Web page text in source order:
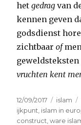
hetgedragvan
kennen geven
godsdienst
zichtbaarof
vruchten kent
Geplaatst
op
12/09/2017 islam
ijkpunt islam in
construct ,ware